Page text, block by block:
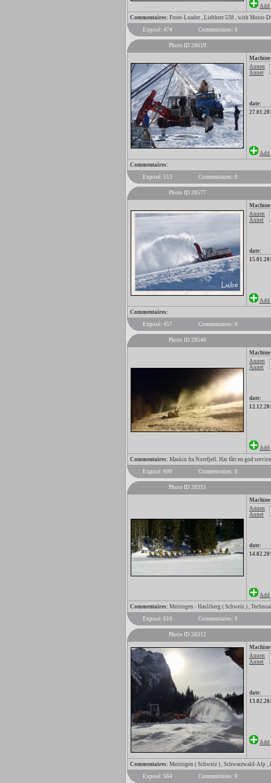
Add
Commentaires: Front-Loader , Liebherr 538 , with Motor-
Exposé: 474
Commentaires: 0
Photo ID 28619
Annen
Annet
date:
Add
Commentaires:
Exposé: 513
Commentaires: 0
Photo ID 28577
Annen
Annet
date:
Add
Commentaires:
Exposé: 457
Commentaires: 0
Photo ID 28540
Annen
Annet
date:
Add
Commentaires: Maskin fra Norefjell. Har fått en god
Exposé: 600
Commentaires: 0
Photo ID 28315
Annen
Annet
date:
Add
Commentaires: Meiringen - Hasliberg ( Schweiz ) ,
Exposé: 610
Commentaires: 0
Photo ID 28312
Annen
Annet
date:
Add
Commentaires: Meiringen ( Schweiz ) , Schwarzwald-Alp
Exposé: 564
Commentaires: 0